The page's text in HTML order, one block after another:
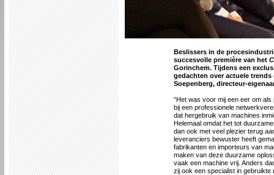
Beslissers in de
succesvolle première van het
Gorinchem. Tijdens een
gedachten over actuele trends
Soepenberg, directeur-
“Het was voor mij een eer om
bij een professionele
dat hergebruik van machines
Helemaal omdat het tot
dan ook met veel plezier terug
leveranciers bewuster heeft
fabrikanten en importeurs van
maken van deze duurzame
vaak een machine vrij. Anders
zij ook een specialist in gebruikte